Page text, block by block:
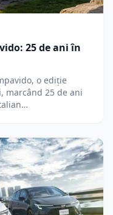
25 de ani în
o ediție
marcând 25 de ani